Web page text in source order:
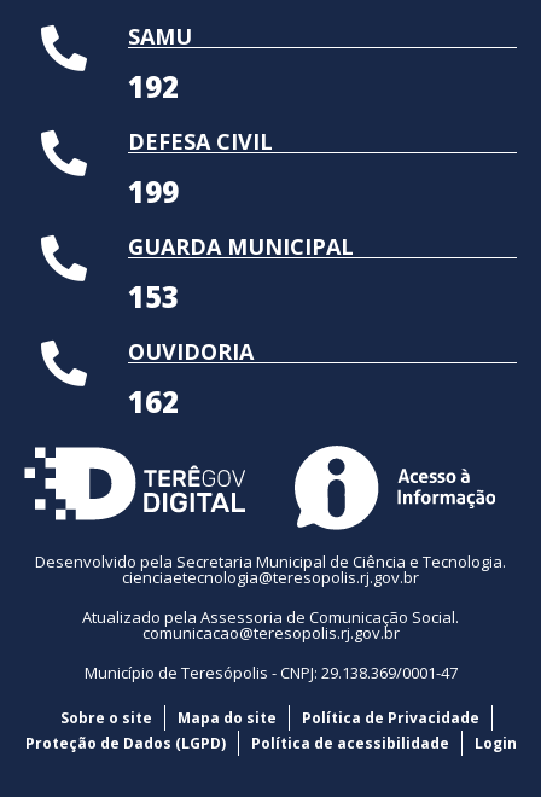
SAMU
192
DEFESA CIVIL
199
GUARDA MUNICIPAL
153
OUVIDORIA
162
Desenvolvido pela Secretaria Municipal de Ciência e Tecnologia.
cienciaetecnologia@teresopolis.rj.gov.br
Atualizado pela Assessoria de Comunicação Social.
comunicacao@teresopolis.rj.gov.br
Município de Teresópolis - CNPJ: 29.138.369/0001-47
Sobre o site Mapa do site
Política de Privacidade
Proteção de Dados (LGPD)
Política de acessibilidade Login